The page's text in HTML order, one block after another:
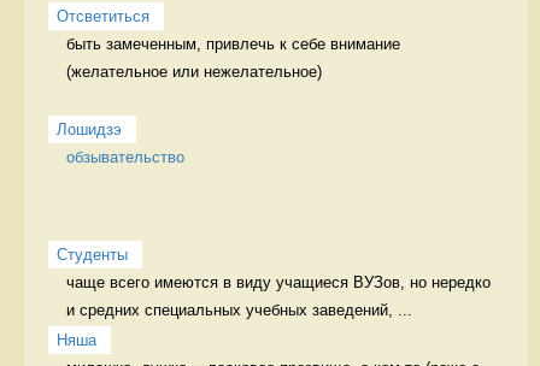
Отсветиться
быть замеченным, привлечь к себе внимание
(желательное или нежелательное)
Лошидзэ
обзывательство
Студенты
чаще всего имеются в виду учащиеся ВУЗов, но нередко
и средних специальных учебных заведений, ...
Няша